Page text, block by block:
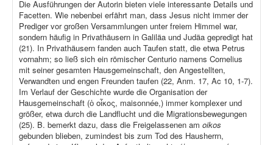
Die Ausführungen der Autorin bieten viele interessante Details und
Facetten. Wie nebenbei erfährt man, dass Jesus nicht immer der
Prediger vor großen Versammlungen unter freiem Himmel war,
sondern häufig in Privathäusern in Galiläa und Judäa gepredigt hat
(21). In Privathäusern fanden auch Taufen statt, die etwa Petrus
vornahm; so ließ sich ein römischer Centurio namens Cornelius
mit seiner gesamten Hausgemeinschaft, den Angestellten,
Verwandten und engen Freunden taufen (22, Anm. 17, Ac 10, 1-7).
Im Verlauf der Geschichte wurde die Organisation der
Hausgemeinschaft (ὁ οἶκος, maisonnée,) immer komplexer und
größer, etwa durch die Landflucht und die Migrationsbewegungen
(25). B. bemerkt dazu, dass die Freigelassenen am oikos
gebunden blieben, zumindest bis zum Tod des Hausherrn,